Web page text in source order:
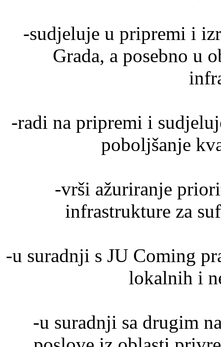
-sudjeluje u pripremi i
Grada, a posebno u
-radi na pripremi i
poboljšanje
-vrši ažuriranje
infrastrukture za
-u suradnji s JU Coming
lokalnih i
-u suradnji sa drugim